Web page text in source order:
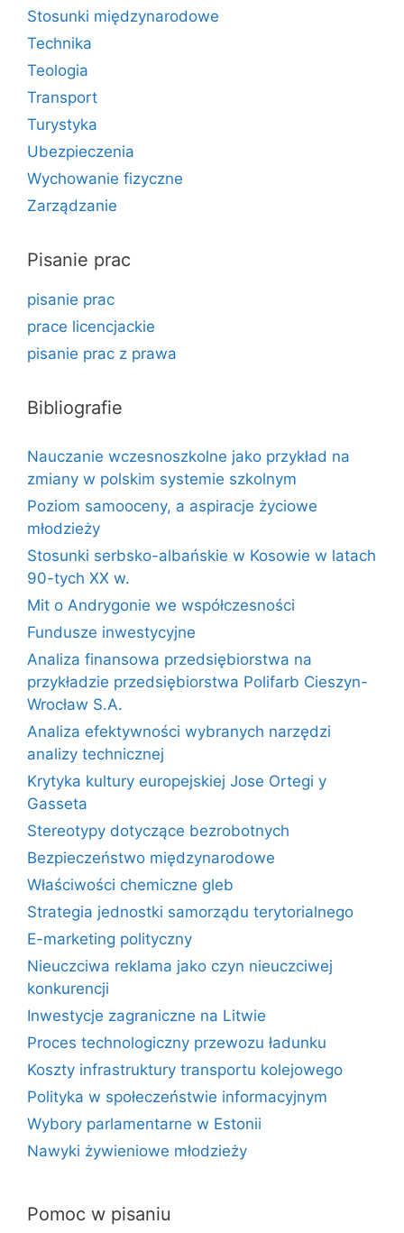
Stosunki międzynarodowe
Technika
Teologia
Transport
Turystyka
Ubezpieczenia
Wychowanie fizyczne
Zarządzanie
Pisanie prac
pisanie prac
prace licencjackie
pisanie prac z prawa
Bibliografie
Nauczanie wczesnoszkolne jako przykład na
zmiany w polskim systemie szkolnym
Poziom samooceny, a aspiracje życiowe
młodzieży
Stosunki serbsko-albańskie w Kosowie w latach
90-tych XX w.
Mit o Andrygonie we współczesności
Fundusze inwestycyjne
Analiza finansowa przedsiębiorstwa na
przykładzie przedsiębiorstwa Polifarb Cieszyn-
Wrocław S.A.
Analiza efektywności wybranych narzędzi
analizy technicznej
Krytyka kultury europejskiej Jose Ortegi y
Gasseta
Stereotypy dotyczące bezrobotnych
Bezpieczeństwo międzynarodowe
Właściwości chemiczne gleb
Strategia jednostki samorządu terytorialnego
E-marketing polityczny
Nieuczciwa reklama jako czyn nieuczciwej
konkurencji
Inwestycje zagraniczne na Litwie
Proces technologiczny przewozu ładunku
Koszty infrastruktury transportu kolejowego
Polityka w społeczeństwie informacyjnym
Wybory parlamentarne w Estonii
Nawyki żywieniowe młodzieży
Pomoc w pisaniu